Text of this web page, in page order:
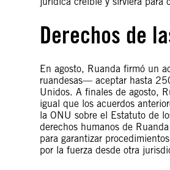
Derechos de
En agosto, Ruanda firmó un
ruandesas— aceptar hasta
Unidos. A finales de agosto,
igual que los acuerdos
la ONU sobre el Estatuto de
derechos humanos de
para garantizar
por la fuerza desde otra